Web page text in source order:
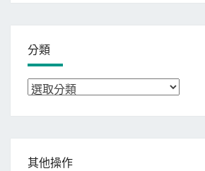
分類
分
其他操作